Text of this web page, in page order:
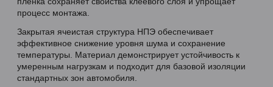
процесс монтажа.
Закрытая ячеистая структура НПЭ обеспечивает
эффективное снижение уровня шума и сохранение
температуры. Материал демонстрирует устойчивость к
умеренным нагрузкам и подходит для базовой изоляции
стандартных зон автомобиля.